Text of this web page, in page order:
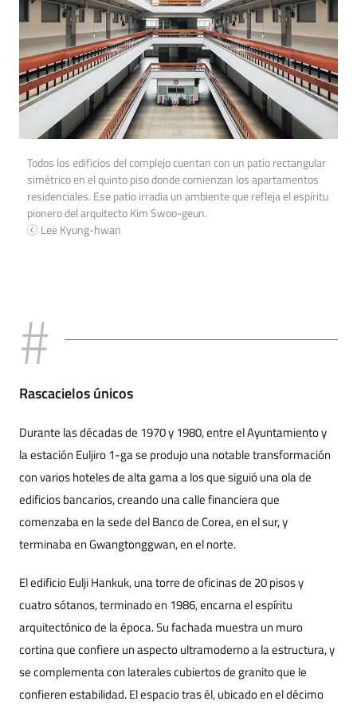
Todos los edificios del complejo cuentan con un patio rectangular
simétrico en el quinto piso donde comienzan los apartamentos
residenciales. Ese patio irradia un ambiente que refleja el espíritu
pionero del arquitecto Kim Swoo-geun.
ⓒ Lee Kyung-hwan
Rascacielos únicos
Durante las décadas de 1970 y 1980, entre el Ayuntamiento y
la estación Euljiro 1-ga se produjo una notable transformación
con varios hoteles de alta gama a los que siguió una ola de
edificios bancarios, creando una calle financiera que
comenzaba en la sede del Banco de Corea, en el sur, y
terminaba en Gwangtonggwan, en el norte.
El edificio Eulji Hankuk, una torre de oficinas de 20 pisos y
cuatro sótanos, terminado en 1986, encarna el espíritu
arquitectónico de la época. Su fachada muestra un muro
cortina que confiere un aspecto ultramoderno a la estructura, y
se complementa con laterales cubiertos de granito que le
confieren estabilidad. El espacio tras él, ubicado en el décimo